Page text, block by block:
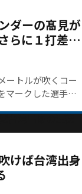
ダーの髙見が
らに１打差で
ートルが吹くコー
マークした選手は
けば台湾出身